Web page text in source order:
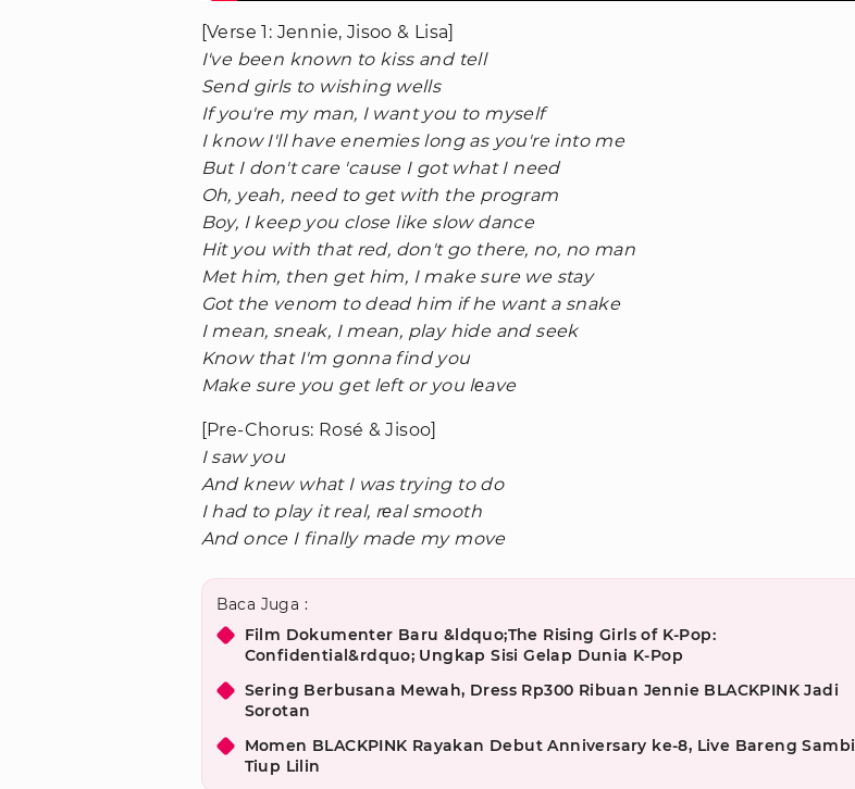
[Verse 1: Jennie, Jisoo & Lisa]
I've been known to kiss and tell
Send girls to wishing wells
If you're my man, I want you to myself
I know I'll have enemies long as you're into me
But I don't care 'cause I got what I need
Oh, yeah, need to get with the program
Boy, I keep you close like slow dance
Hit you with that red, don't go there, no, no man
Met him, then get him, I make sure we stay
Got the venom to dead him if he want a snake
I mean, sneak, I mean, play hide and seek
Know that I'm gonna find you
Make sure you get left or you lеave
[Pre-Chorus: Rosé & Jisoo]
I saw you
And knew what I was trying to do
I had to play it real, rеal smooth
And once I finally made my move
Baca Juga :
Film Dokumenter Baru &ldquo;The Rising Girls of K-Pop:
Confidential&rdquo; Ungkap Sisi Gelap Dunia K-Pop
Sering Berbusana Mewah, Dress Rp300 Ribuan Jennie BLACKPINK Jadi
Sorotan
Momen BLACKPINK Rayakan Debut Anniversary ke-8, Live Bareng Sambil
Tiup Lilin